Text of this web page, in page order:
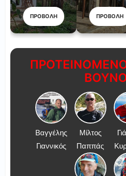
ΠΡΟΒΟΛΗ ΠΡΟΒΟΛΗ
Βαγγέλης
Γιαννικός
Μίλτος
Παππάς